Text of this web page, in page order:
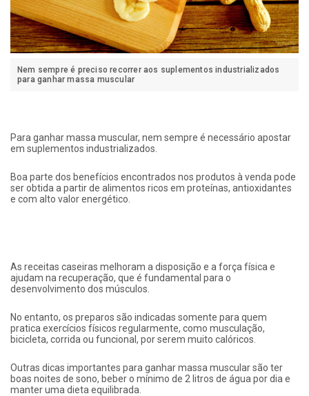
Nem sempre é preciso recorrer aos suplementos industrializados
para ganhar massa muscular
Para ganhar massa muscular, nem sempre é necessário apostar
em suplementos industrializados.
Boa parte dos benefícios encontrados nos produtos à venda pode
ser obtida a partir de alimentos ricos em proteínas, antioxidantes
e com alto valor energético.
As receitas caseiras melhoram a disposição e a força física e
ajudam na recuperação, que é fundamental para o
desenvolvimento dos músculos.
No entanto, os preparos são indicadas somente para quem
pratica exercícios físicos regularmente, como musculação,
bicicleta, corrida ou funcional, por serem muito calóricos.
Outras dicas importantes para ganhar massa muscular são ter
boas noites de sono, beber o mínimo de 2 litros de água por dia e
manter uma dieta equilibrada.